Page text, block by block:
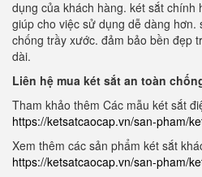
dụng của khách hàng. két sắt chính
giúp cho việc sử dụng dễ dàng
chống trầy xước. đảm bảo bền đẹp
dài.
Liên hệ mua két sắt an toàn
Tham khảo thêm Các mẫu két sắt
https://ketsatcaocap.vn/san-pham/
Xem thêm các sản phẩm két sắt
https://ketsatcaocap.vn/san-pham/